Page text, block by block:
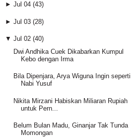
►Jul 04 (43)
►Jul 03 (28)
▼Jul 02 (40)
Dwi Andhika Cuek Dikabarkan Kumpul
Kebo dengan Irma
Bila Dipenjara, Arya Wiguna Ingin seperti
Nabi Yusuf
Nikita Mirzani Habiskan Miliaran Rupiah
untuk Pern...
Belum Bulan Madu, Ginanjar Tak Tunda
Momongan